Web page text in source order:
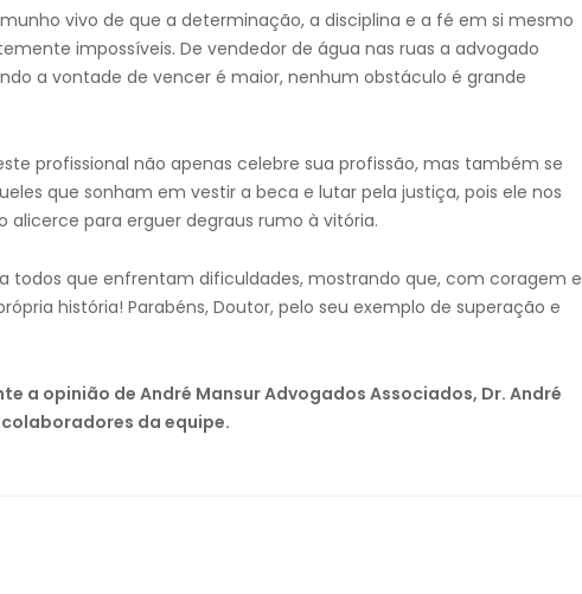
vivo de que a determinação, a disciplina e a fé em si mesmo
impossíveis. De vendedor de água nas ruas a advogado
a vontade de vencer é maior, nenhum obstáculo é grande
profissional não apenas celebre sua profissão, mas também se
que sonham em vestir a beca e lutar pela justiça, pois ele nos
para erguer degraus rumo à vitória.
todos que enfrentam dificuldades, mostrando que, com coragem e
história! Parabéns, Doutor, pelo seu exemplo de superação e
a opinião de André Mansur Advogados Associados, Dr. André
da equipe.